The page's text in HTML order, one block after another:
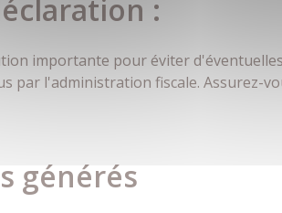
:
importante pour éviter
par l'administration fiscale. Assurez-
générés